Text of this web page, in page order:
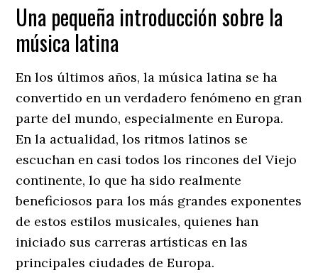
Una pequeña introducción sobre la
música latina
En los últimos años, la música latina se ha
convertido en un verdadero fenómeno en gran
parte del mundo, especialmente en Europa.
En la actualidad, los ritmos latinos se
escuchan en casi todos los rincones del Viejo
continente, lo que ha sido realmente
beneficiosos para los más grandes exponentes
de estos estilos musicales, quienes han
iniciado sus carreras artísticas en las
principales ciudades de Europa.